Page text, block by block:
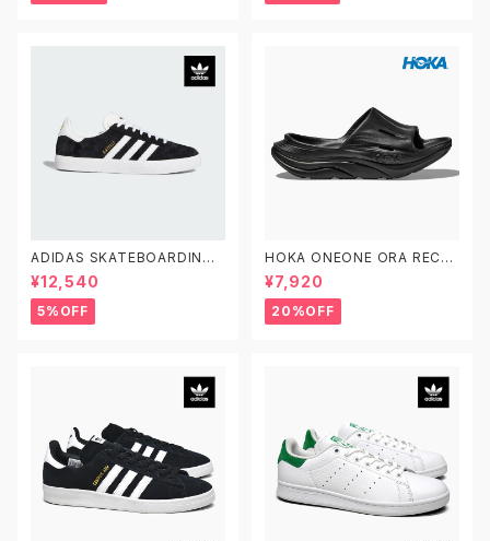
ADIDAS SKATEBOARDING
GAZELLE ADV FX6563 23.0
-29.0 アディダス スケートボー
ディング ガゼルADV スエード
黒白
¥12,540
5%OFF
HOKA ONEONE ORA RECO
VERY SLIDE 3 ホカオネオネ
オラ リカバリー スライド 3 109
9675 BDGGR メンズ リカバリ
ーサンダル
¥7,920
20%OFF